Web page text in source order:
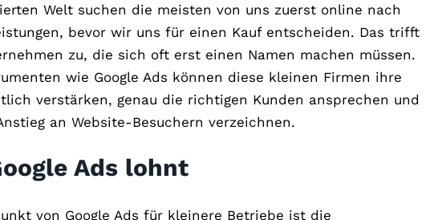
Welt suchen die meisten von uns zuerst online nach
bevor wir uns für einen Kauf entscheiden. Das trifft
zu, die sich oft erst einen Namen machen müssen.
wie Google Ads können diese kleinen Firmen ihre
verstärken, genau die richtigen Kunden ansprechen und
an Website-Besuchern verzeichnen.
Ads lohnt
von Google Ads für kleinere Betriebe ist die